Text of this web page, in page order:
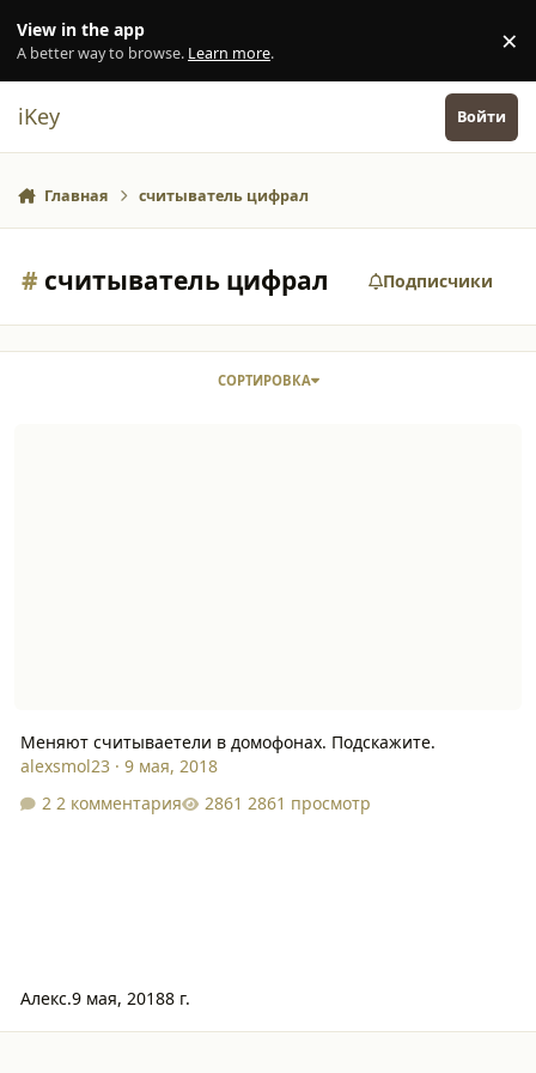
View in the app
A better way to browse. Learn more. ×
iKey Войти
Главная считыватель цифрал
# считыватель цифрал Подписчики
СОРТИРОВКА
Меняют считываетели в домофонах. Подскажите.
alexsmol23 · 9 мая, 2018
2 комментария
2861 просмотр
Алекс.9 мая, 20188 г.